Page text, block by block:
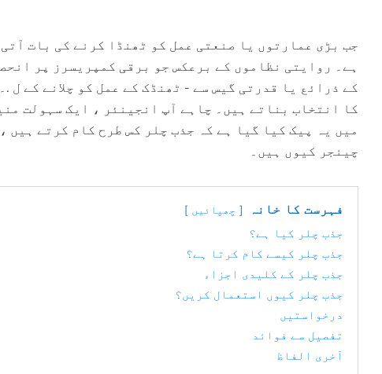
جب بڑی عمارتوں یا صنعتی عمل کو ٹھنڈا کرنے کی بات
ہے۔ روایتی نظاموں کے برعکس جو برقی کمپریسرز پر
میں یہ پیک کیا گیا ہے کہ جذب چلر کس طرح کام کرتے
چینجر کیوں ہیں۔
فہرست کا خانہ چھپائیں
جذب چلر کیا ہے؟
جذب چلر کیسے کام کرتا ہے؟
جذب چلر کے کلیدی اجزاء
جذب چلر کیوں استعمال کریں؟
درخواستیں
تفصیل سے فوائد
آخری الفاظ